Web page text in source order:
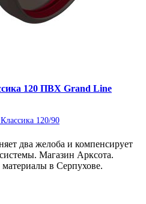
120 ПВХ Grand Line
120/90
два желоба и компенсирует
Магазин Арксота.
в Серпухове.